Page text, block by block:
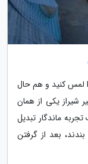
لمس کنید و هم حال
شیراز یکی از همان
ماندگار تبدیل
بعد از گرفتن